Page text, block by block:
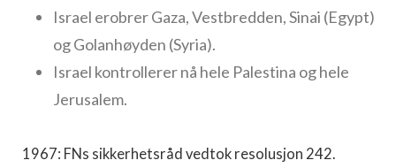
Israel erobrer Gaza, Vestbredden, Sinai (Egypt)
og Golanhøyden (Syria).
Israel kontrollerer nå hele Palestina og hele
Jerusalem.
1967: FNs sikkerhetsråd vedtok resolusjon 242.